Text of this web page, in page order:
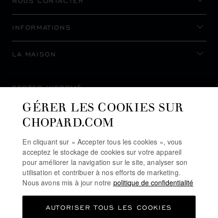
INFORMATIONS
LA MAISON
RESTER INFORMÉ
S’INSCRIRE À LA NEWSLETTER
POLITIQUE DES COOKIES
GÉRER LES COOKIES SUR
CHOPARD.COM
En cliquant sur « Accepter tous les cookies », vous
acceptez le stockage de cookies sur votre appareil
pour améliorer la navigation sur le site, analyser son
utilisation et contribuer à nos efforts de marketing.
Nous avons mis à jour notre politique de confidentialité
AUTORISER TOUS LES COOKIES